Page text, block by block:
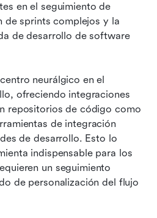
en el seguimiento de
de sprints complejos y la
de desarrollo de software
neurálgico en el
ofreciendo integraciones
repositorios de código como
de integración
de desarrollo. Esto lo
indispensable para los
un seguimiento
de personalización del flujo